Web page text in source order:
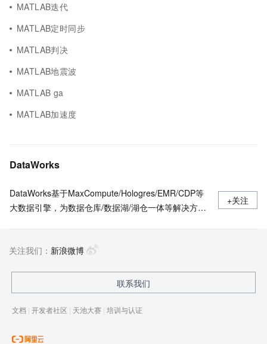
MATLAB迭代
MATLAB定时同步
MATLAB判决
MATLAB地震波
MATLAB ga
MATLAB加速度
DataWorks
DataWorks基于MaxCompute/Hologres/EMR/CDP等
大数据引擎，为数据仓库/数据湖/湖仓一体等解决方案
阿里巴巴大数据建设方法论，同时与数万名政务/金融/
+关注
关注我们： 新浪微博
联系我们
文档 | 开发者社区 | 天池大赛 | 培训与认证